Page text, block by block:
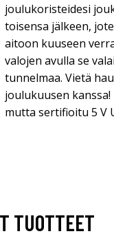
joulukoristeidesi
toisensa jälkeen,
aitoon kuuseen
valojen avulla se
tunnelmaa. Vietä
joulukuusen
mutta sertifioitu 5 V
TUOTTEET